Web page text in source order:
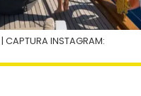
| CAPTURA INSTAGRAM: